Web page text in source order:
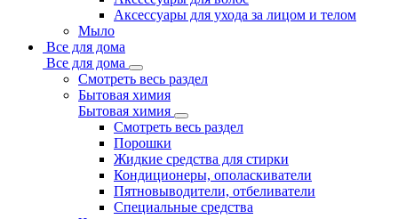
Аксессуары для ухода за лицом и телом
Мыло
Все для дома
Все для дома
Смотреть весь раздел
Бытовая химия
Бытовая химия
Смотреть весь раздел
Порошки
Жидкие средства для стирки
Кондиционеры, ополаскиватели
Пятновыводители, отбеливатели
Специальные средства